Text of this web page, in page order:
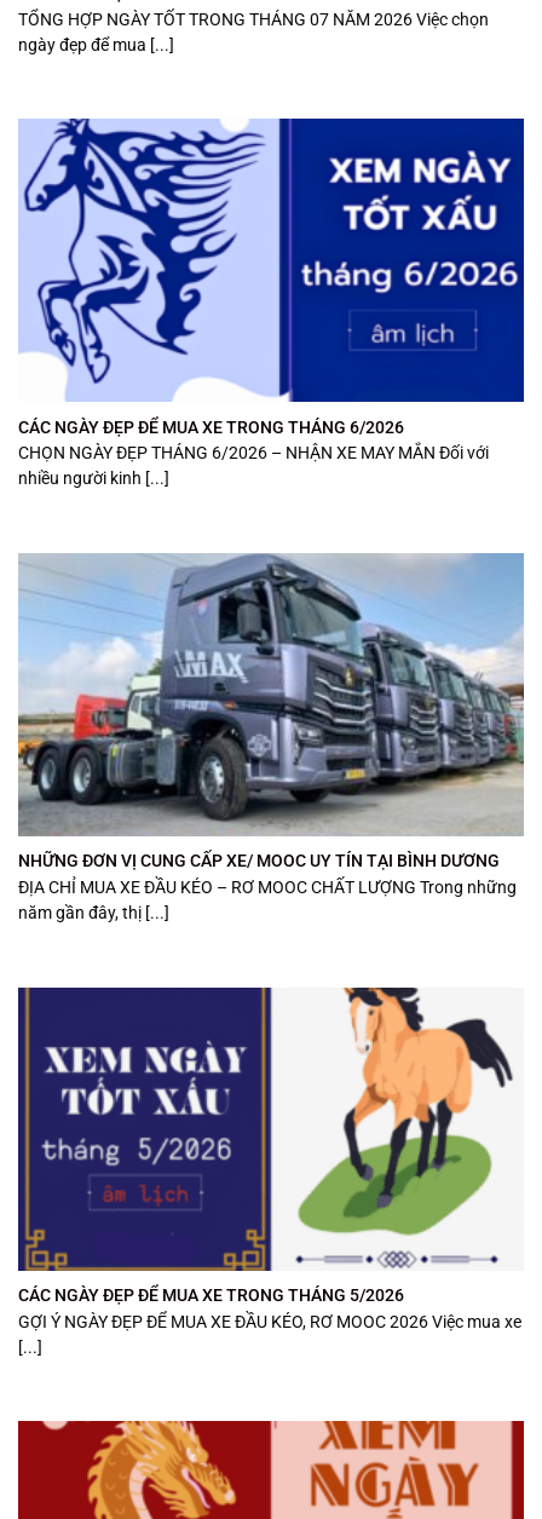
TỔNG HỢP NGÀY TỐT TRONG THÁNG 07 NĂM 2026 Việc chọn
ngày đẹp để mua [...]
CÁC NGÀY ĐẸP ĐỂ MUA XE TRONG THÁNG 6/2026
CHỌN NGÀY ĐẸP THÁNG 6/2026 – NHẬN XE MAY MẮN Đối với
nhiều người kinh [...]
NHỮNG ĐƠN VỊ CUNG CẤP XE/ MOOC UY TÍN TẠI BÌNH DƯƠNG
ĐỊA CHỈ MUA XE ĐẦU KÉO – RƠ MOOC CHẤT LƯỢNG Trong những
năm gần đây, thị [...]
CÁC NGÀY ĐẸP ĐỂ MUA XE TRONG THÁNG 5/2026
GỢI Ý NGÀY ĐẸP ĐỂ MUA XE ĐẦU KÉO, RƠ MOOC 2026 Việc mua xe
[...]